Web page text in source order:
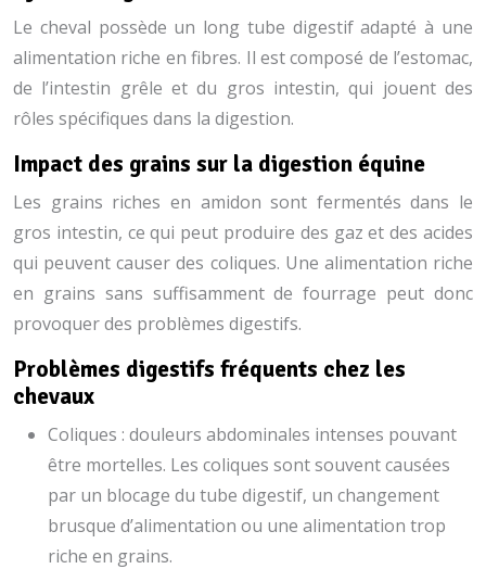
Le cheval possède un long tube digestif adapté à une
alimentation riche en fibres. Il est composé de l’estomac,
de l’intestin grêle et du gros intestin, qui jouent des
rôles spécifiques dans la digestion.
Impact des grains sur la digestion équine
Les grains riches en amidon sont fermentés dans le
gros intestin, ce qui peut produire des gaz et des acides
qui peuvent causer des coliques. Une alimentation riche
en grains sans suffisamment de fourrage peut donc
provoquer des problèmes digestifs.
Problèmes digestifs fréquents chez les
chevaux
Coliques : douleurs abdominales intenses pouvant
être mortelles. Les coliques sont souvent causées
par un blocage du tube digestif, un changement
brusque d’alimentation ou une alimentation trop
riche en grains.